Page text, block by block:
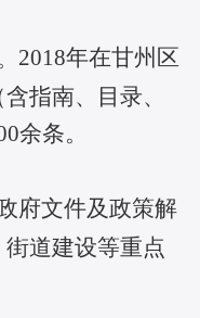
2018年在甘州区
指南、目录、
余条。
府文件及政策解
道建设等重点